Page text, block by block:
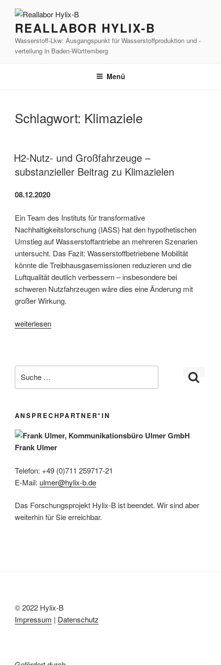
Inhalt
springenREALLABOR HYLIX-B
Wasserstoff-Lkw: Ausgangspunkt für Wasserstoffproduktion und -
verteilung in Baden-Württemberg
Menü
Schlagwort: Klimaziele
H2-Nutz- und Großfahrzeuge –
substanzieller Beitrag zu Klimazielen
08.12.2020
Ein Team des Instituts für transformative
Nachhaltigkeitsforschung (IASS) hat den hypothetischen
Umstieg auf Wasserstoffantriebe an mehreren Szenarien
untersucht. Das Fazit: Wasserstoffbetriebene Mobilität
könnte die Treibhausgasemissionen reduzieren und die
Luftqualität deutlich verbessern – insbesondere bei
schweren Nutzfahrzeugen wäre dies eine Änderung mit
großer Wirkung.
„H2-
substanzieller
Klimazielen“
weiterlesen
ANSPRECHPARTNER*IN
Frank Ulmer
Telefon: +49 (0)711 259717-21
E-Mail: ulmer@hylix-b.de
Das Forschungsprojekt Hylix-B ist beendet. Wir sind aber
weiterhin für Sie erreichbar.
© 2022 Hylix-B
Impressum | Datenschutz